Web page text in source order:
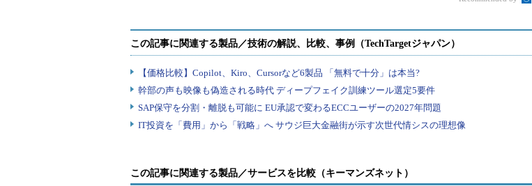
この記事に関連する製品／サービスを比較（キーマンズネット）